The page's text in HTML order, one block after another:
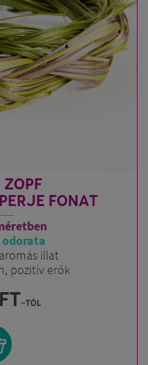
ZOPF
FONAT
illat
pozitív erők
FT-tól